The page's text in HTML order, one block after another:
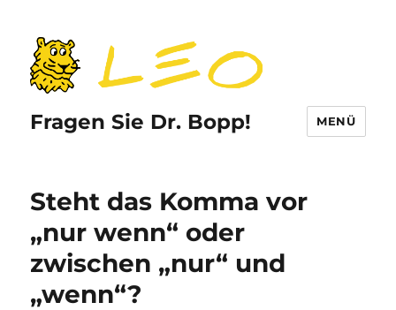
Fragen Sie Dr. Bopp! MENÜ
Steht das Komma vor
„nur wenn“ oder
zwischen „nur“ und
„wenn“?